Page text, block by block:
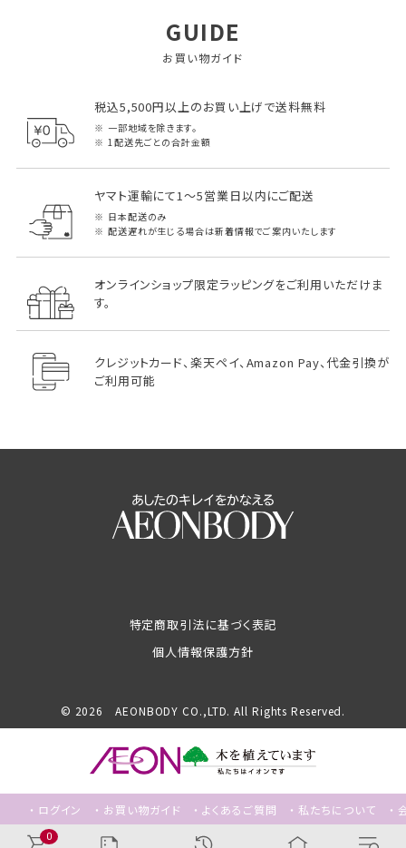
GUIDE
お買い物ガイド
税込5,500円以上のお買い上げで送料無料
一部地域を除きます。
1配送先ごとの合計金額
ヤマト運輸にて1～5営業日以内にご配送
日本配送のみ
配送遅れが生じる場合は新着情報でご案内いたします
オンラインショップ限定ラッピングをご利用いただけま
す。
クレジットカード、楽天ペイ、Amazon Pay、代金引換が
ご利用可能
ログイン お買い物ガイド よくあるご質問 私たちについて
0
特定商取引法に基づく表記
個人情報保護方針
© 2026 AEONBODY CO.,LTD. All Rights Reserved.